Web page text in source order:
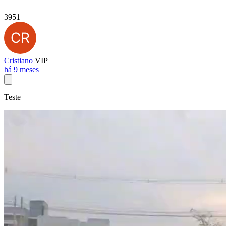
3951
Cristiano VIP
há 9 meses
Teste